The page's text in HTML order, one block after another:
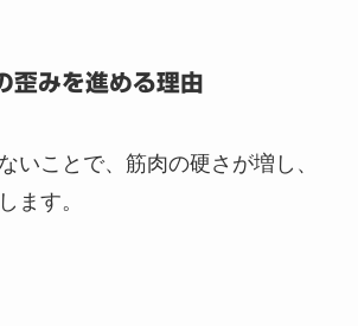
歪みを進める理由
いことで、筋肉の硬さが増し、
ます。